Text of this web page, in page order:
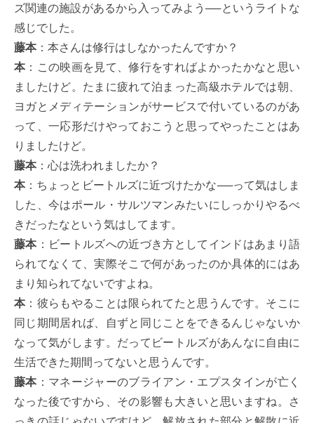
ズ関連の施設があるから入ってみよう──というライトな
感じでした。
藤本：本さんは修行はしなかったんですか？
本：この映画を見て、修行をすればよかったかなと思い
ましたけど。たまに疲れて泊まった高級ホテルでは朝、
ヨガとメディテーションがサービスで付いているのがあ
って、一応形だけやっておこうと思ってやったことはあ
りましたけど。
藤本：心は洗われましたか？
本：ちょっとビートルズに近づけたかな──って気はしま
した、今はポール・サルツマンみたいにしっかりやるべ
きだったなという気はしてます。
藤本：ビートルズへの近づき方としてインドはあまり語
られてなくて、実際そこで何があったのか具体的にはあ
まり知られてないですよね。
本：彼らもやることは限られてたと思うんです。そこに
同じ期間居れば、自ずと同じことをできるんじゃないか
なって気がします。だってビートルズがあんなに自由に
生活できた期間ってないと思うんです。
藤本：マネージャーのブライアン・エプスタインが亡く
なった後ですから、その影響も大きいと思いますね。さ